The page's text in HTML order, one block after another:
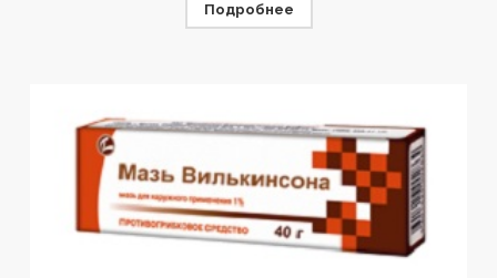
Подробнее